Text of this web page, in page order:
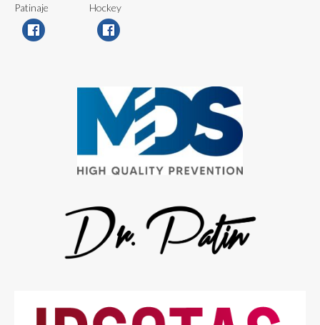
Patinaje Hockey